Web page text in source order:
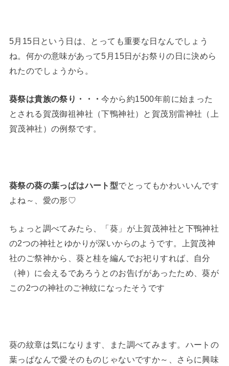
5月15日という日は、とっても重要な日なんでしょう
ね。何かの意味があって5月15日がお祭りの日に決めら
れたのでしょうから。
葵祭は貴族の祭り・・・今から約1500年前に始まった
とされる賀茂御祖神社（下鴨神社）と賀茂別雷神社（上
賀茂神社）の例祭です。
葵祭の葵の葉っぱはハート型でとってもかわいいんです
よね～、愛の形♡
ちょっと調べてみたら、「葵」が上賀茂神社と下鴨神社
の2つの神社とゆかりが深いからのようです。上賀茂神
社のご祭神から、葵と桂を編んでお祀りすれば、自分
（神）に会えるであろうとのお告げがあったため、葵が
この2つの神社のご神紋になったそうです
葵の紋章は気になります、また調べてみます。ハートの
葉っぱなんで愛そのものじゃないですか～、さらに興味